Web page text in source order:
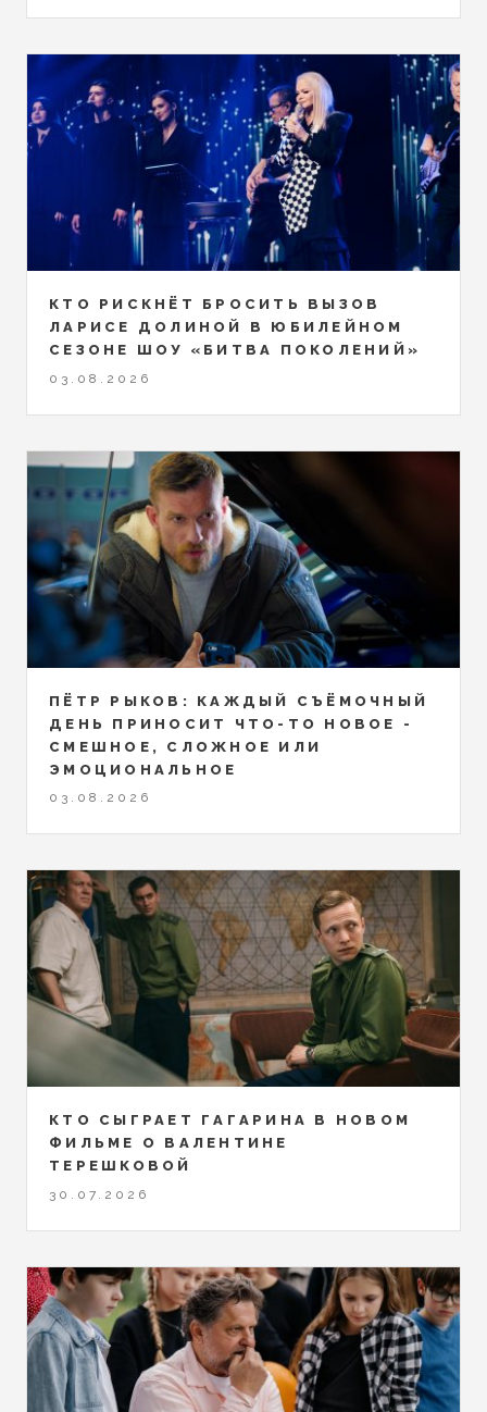
КТО РИСКНЁТ БРОСИТЬ ВЫЗОВ
ЛАРИСЕ ДОЛИНОЙ В ЮБИЛЕЙНОМ
СЕЗОНЕ ШОУ «БИТВА ПОКОЛЕНИЙ»
03.08.2026
ПЁТР РЫКОВ: КАЖДЫЙ СЪЁМОЧНЫЙ
ДЕНЬ ПРИНОСИТ ЧТО-ТО НОВОЕ -
СМЕШНОЕ, СЛОЖНОЕ ИЛИ
ЭМОЦИОНАЛЬНОЕ
03.08.2026
КТО СЫГРАЕТ ГАГАРИНА В НОВОМ
ФИЛЬМЕ О ВАЛЕНТИНЕ
ТЕРЕШКОВОЙ
30.07.2026